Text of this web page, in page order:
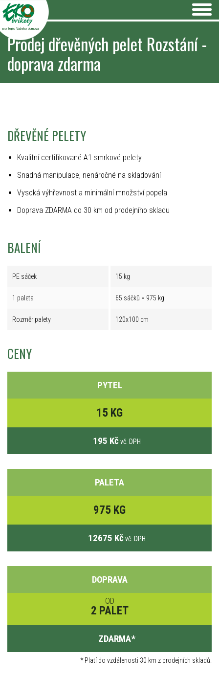
pro teplo Vašeho domova
Prodej dřevěných pelet Rozstání -
doprava zdarma
DŘEVĚNÉ PELETY
Kvalitní certifikované A1 smrkové pelety
Snadná manipulace, nenáročné na skladování
Vysoká výhřevnost a minimální množství popela
Doprava ZDARMA do 30 km od prodejního skladu
BALENÍ
PE sáček 15 kg
1 paleta 65 sáčků = 975 kg
Rozměr palety 120x100 cm
CENY
PYTEL
15 KG
195 Kč vč. DPH
PALETA
975 KG
12675 Kč vč. DPH
DOPRAVA
OD
2 PALET
ZDARMA*
*Platí do vzdálenosti 30 km z prodejních skladů.